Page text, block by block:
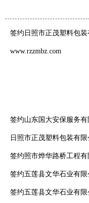
签约日照市正茂塑料包装
www.rzzmbz.com
签约山东国大安保服务
日照市正茂塑料包装有限
签约照市烨华路桥工程
签约五莲县文华石业有
签约五莲县文华石业有